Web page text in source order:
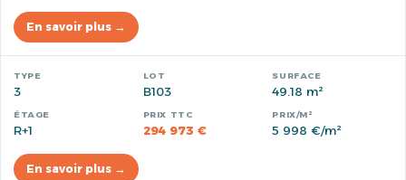
En savoir plus →
3 B103 49.18 m²
R+1 294 973 € 5 998 €/m²
En savoir plus →